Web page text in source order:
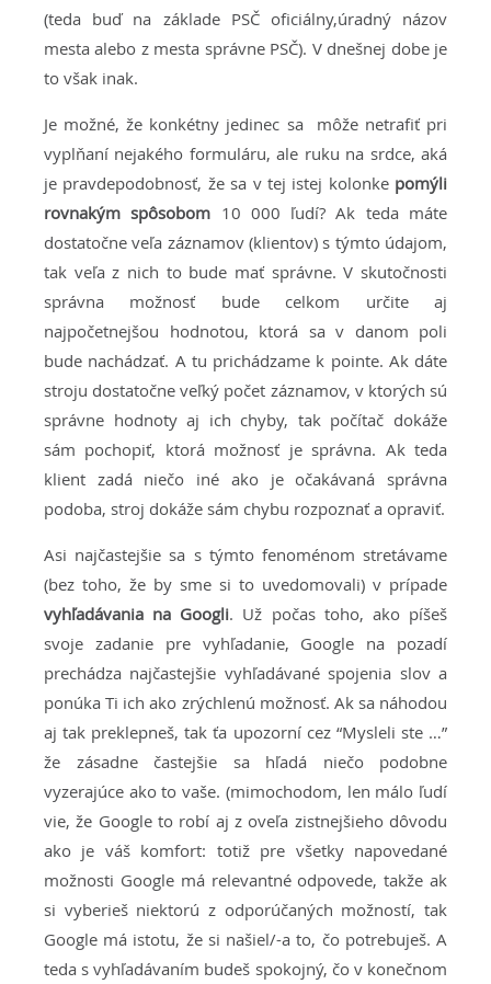
(teda buď na základe PSČ oficiálny,úradný názov
mesta alebo z mesta správne PSČ). V dnešnej dobe je
to však inak.
Je možné, že konkétny jedinec sa môže netrafiť pri
vyplňaní nejakého formuláru, ale ruku na srdce, aká
je pravdepodobnosť, že sa v tej istej kolonke pomýli
rovnakým spôsobom 10 000 ľudí? Ak teda máte
dostatočne veľa záznamov (klientov) s týmto údajom,
tak veľa z nich to bude mať správne. V skutočnosti
správna možnosť bude celkom určite aj
najpočetnejšou hodnotou, ktorá sa v danom poli
bude nachádzať. A tu prichádzame k pointe. Ak dáte
stroju dostatočne veľký počet záznamov, v ktorých sú
správne hodnoty aj ich chyby, tak počítač dokáže
sám pochopiť, ktorá možnosť je správna. Ak teda
klient zadá niečo iné ako je očakávaná správna
podoba, stroj dokáže sám chybu rozpoznať a opraviť.
Asi najčastejšie sa s týmto fenoménom stretávame
(bez toho, že by sme si to uvedomovali) v prípade
vyhľadávania na Googli. Už počas toho, ako píšeš
svoje zadanie pre vyhľadanie, Google na pozadí
prechádza najčastejšie vyhľadávané spojenia slov a
ponúka Ti ich ako zrýchlenú možnosť. Ak sa náhodou
aj tak preklepneš, tak ťa upozorní cez “Mysleli ste …”
že zásadne častejšie sa hľadá niečo podobne
vyzerajúce ako to vaše. (mimochodom, len málo ľudí
vie, že Google to robí aj z oveľa zistnejšieho dôvodu
ako je váš komfort: totiž pre všetky napovedané
možnosti Google má relevantné odpovede, takže ak
si vyberieš niektorú z odporúčaných možností, tak
Google má istotu, že si našiel/-a to, čo potrebuješ. A
teda s vyhľadávaním budeš spokojný, čo v konečnom